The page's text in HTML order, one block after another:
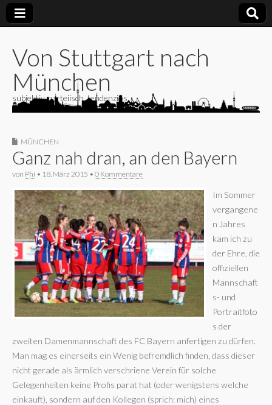
Von Stuttgart nach
München
subjektiv, parteiisch, tendenziös
MÜNCHEN
Ganz nah dran, an den Bayern
von Phi • 18. März 2015 • 0 Kommentare
Im Sommer
vergangene
n Jahres
kam ich zu
der Ehre, die
offiziellen
Mannschaft
s- und
Portraitfoto
s der
zweiten Damenmannschaft des FC Bayern anfertigen zu dürfen.
Man mag es einerseits ein Wenig befremdlich finden, dass dieser
nicht gerade als ärmlich verschriene Verein für solche
Gelegenheiten keine Profis parat hat (oder wenigstens welche
einkauft), sondern auf den Kollegen (sprich: mich) eines